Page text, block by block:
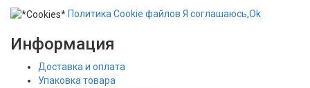
Политика Сookie файлов Я соглашаюсь,Ok
Информация
Доставка и оплата
Упаковка товара